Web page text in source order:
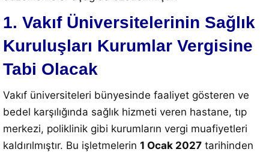
1. Vakıf Üniversitelerinin Sağlık
Kuruluşları Kurumlar Vergisine
Tabi Olacak
Vakıf üniversiteleri bünyesinde faaliyet gösteren ve
bedel karşılığında sağlık hizmeti veren hastane, tıp
merkezi, poliklinik gibi kurumların vergi muafiyetleri
kaldırılmıştır. Bu işletmelerin 1 Ocak 2027 tarihinden